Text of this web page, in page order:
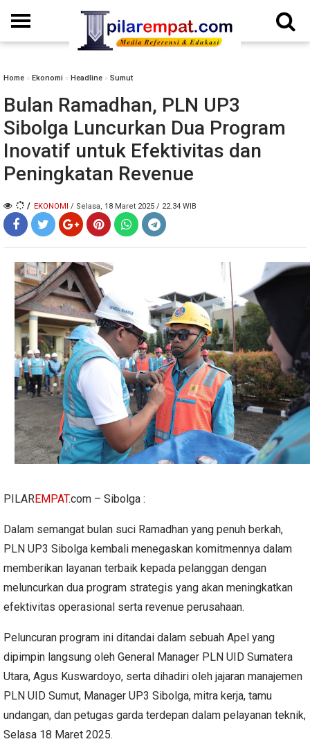
Home » Ekonomi » Headline » Sumut
Bulan Ramadhan, PLN UP3
Sibolga Luncurkan Dua Program
Inovatif untuk Efektivitas dan
Peningkatan Revenue
/ EKONOMI / Selasa, 18 Maret 2025 / 22.34 WIB
PILAREMPAT.com – Sibolga :
Dalam semangat bulan suci Ramadhan yang penuh berkah,
PLN UP3 Sibolga kembali menegaskan komitmennya dalam
memberikan layanan terbaik kepada pelanggan dengan
meluncurkan dua program strategis yang akan meningkatkan
efektivitas operasional serta revenue perusahaan.
Peluncuran program ini ditandai dalam sebuah Apel yang
dipimpin langsung oleh General Manager PLN UID Sumatera
Utara, Agus Kuswardoyo, serta dihadiri oleh jajaran manajemen
PLN UID Sumut, Manager UP3 Sibolga, mitra kerja, tamu
undangan, dan petugas garda terdepan dalam pelayanan teknik,
Selasa 18 Maret 2025.